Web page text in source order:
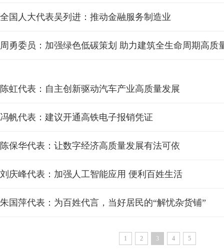
全国人大代表吴列进：推动金融服务制造业
周勇委员：加强绿色低碳策划 助力建筑全生命周期高质
陈虹代表：自主创新驱动汽车产业高质量发展
冯帆代表：建议开通高铁电子报销凭证
陈保华代表：让数字经济高质量发展有法可依
刘庆峰代表：加强人工智能应用 便利百姓生活
朱国萍代表：为百姓代言，当好居民的“解忧杂货铺”
1 2 3 4 5